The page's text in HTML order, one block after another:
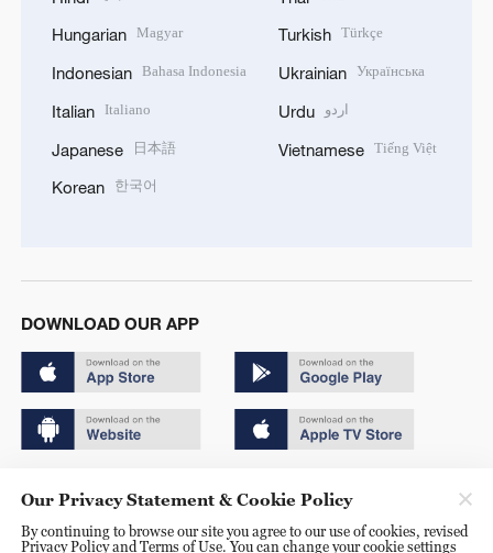
Hungarian Magyar
Indonesian Bahasa Indonesia
Italian Italiano
Japanese 日本語
Korean 한국어
Turkish Türkçe
Ukrainian Українська
Urdu اردو
Vietnamese Tiếng Việt
DOWNLOAD OUR APP
京ICP备20000184号
Our Privacy Statement & Cookie Policy
By continuing to browse our site you agree to our use of cookies, revised
Privacy Policy and Terms of Use. You can change your cookie settings